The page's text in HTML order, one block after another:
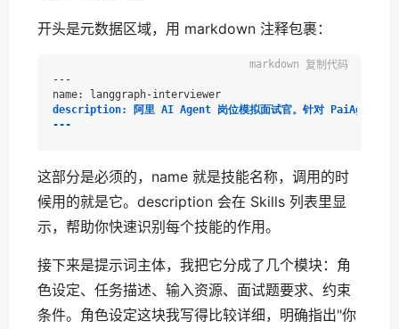
开头是元数据区域，用 markdown 注释包裹：
---
description: 阿里 AI Agent 岗位模拟面试官。针对 PaiAgent 项目
---
复制代码
这部分是必须的，name 就是技能名称，调用的时
候用的就是它。description 会在 Skills 列表里显
示，帮助你快速识别每个技能的作用。
接下来是提示词主体，我把它分成了几个模块：角
色设定、任务描述、输入资源、面试题要求、约束
条件。角色设定这块我写得比较详细，明确指出"你